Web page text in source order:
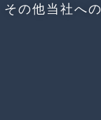
その他当社へ